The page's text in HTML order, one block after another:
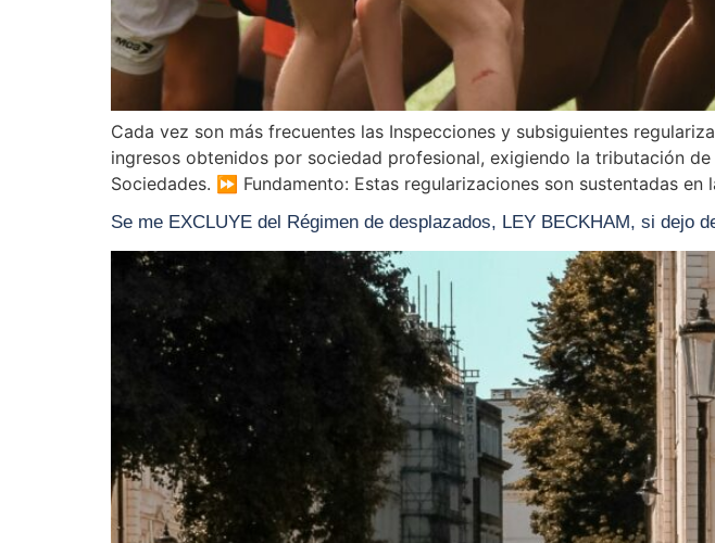
Cada vez son más frecuentes las Inspecciones y subsiguientes
ingresos obtenidos por sociedad profesional, exigiendo la tributación
Sociedades. ⏩ Fundamento: Estas regularizaciones son sustentadas
Se me EXCLUYE del Régimen de desplazados, LEY BECKHAM, si dejo